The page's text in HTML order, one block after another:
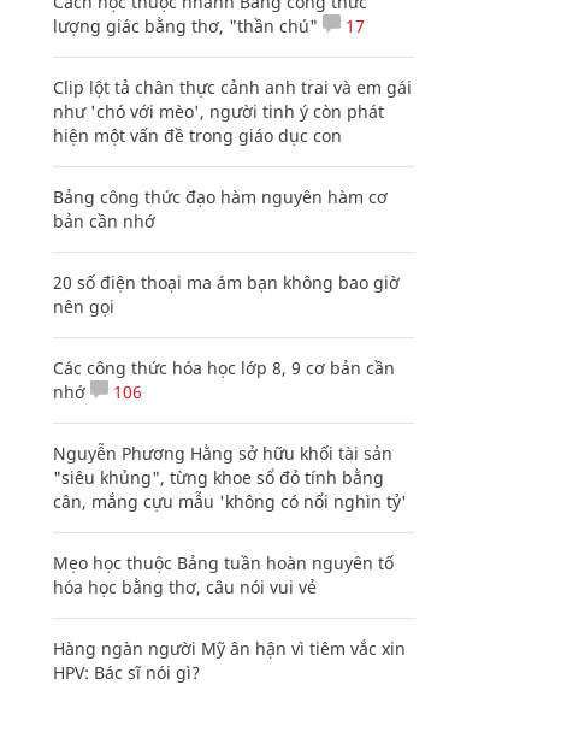
lượng giác bằng thơ, "thần chú"
17
Clip lột tả chân thực cảnh anh trai và em gái
như 'chó với mèo', người tinh ý còn phát
hiện một vấn đề trong giáo dục con
Bảng công thức đạo hàm nguyên hàm cơ
bản cần nhớ
20 số điện thoại ma ám bạn không bao giờ
nên gọi
Các công thức hóa học lớp 8, 9 cơ bản cần
nhớ
106
Nguyễn Phương Hằng sở hữu khối tài sản
"siêu khủng", từng khoe sổ đỏ tính bằng
cân, mắng cựu mẫu 'không có nổi nghìn tỷ'
Mẹo học thuộc Bảng tuần hoàn nguyên tố
hóa học bằng thơ, câu nói vui vẻ
Hàng ngàn người Mỹ ân hận vì tiêm vắc xin
HPV: Bác sĩ nói gì?